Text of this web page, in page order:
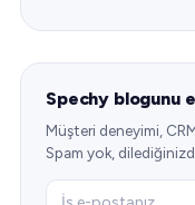
Spechy blogunu
Müşteri deneyimi,
Spam yok,